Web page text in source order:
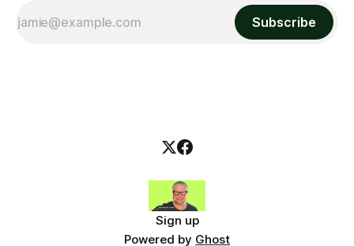
Subscribe
Sign up
Powered by Ghost